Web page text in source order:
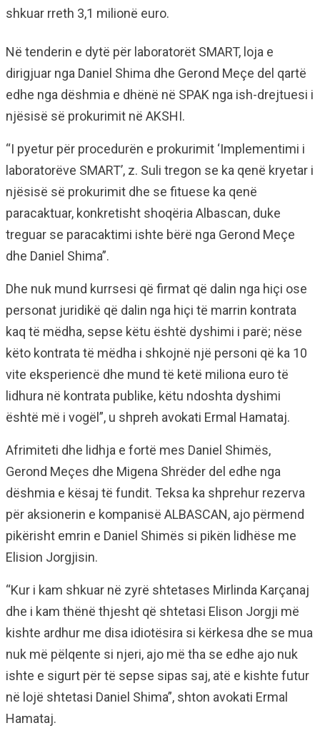
shkuar rreth 3,1 milionë euro.
Në tenderin e dytë për laboratorët SMART, loja e
dirigjuar nga Daniel Shima dhe Gerond Meçe del qartë
edhe nga dëshmia e dhënë në SPAK nga ish-drejtuesi i
njësisë së prokurimit në AKSHI.
“I pyetur për procedurën e prokurimit ‘Implementimi i
laboratorëve SMART’, z. Suli tregon se ka qenë kryetar i
njësisë së prokurimit dhe se fituese ka qenë
paracaktuar, konkretisht shoqëria Albascan, duke
treguar se paracaktimi ishte bërë nga Gerond Meçe
dhe Daniel Shima”.
Dhe nuk mund kurrsesi që firmat që dalin nga hiçi ose
personat juridikë që dalin nga hiçi të marrin kontrata
kaq të mëdha, sepse këtu është dyshimi i parë; nëse
këto kontrata të mëdha i shkojnë një personi që ka 10
vite eksperiencë dhe mund të ketë miliona euro të
lidhura në kontrata publike, këtu ndoshta dyshimi
është më i vogël”, u shpreh avokati Ermal Hamataj.
Afrimiteti dhe lidhja e fortë mes Daniel Shimës,
Gerond Meçes dhe Migena Shrëder del edhe nga
dëshmia e kësaj të fundit. Teksa ka shprehur rezerva
për aksionerin e kompanisë ALBASCAN, ajo përmend
pikërisht emrin e Daniel Shimës si pikën lidhëse me
Elision Jorgjisin.
“Kur i kam shkuar në zyrë shtetases Mirlinda Karçanaj
dhe i kam thënë thjesht që shtetasi Elison Jorgji më
kishte ardhur me disa idiotësira si kërkesa dhe se mua
nuk më pëlqente si njeri, ajo më tha se edhe ajo nuk
ishte e sigurt për të sepse sipas saj, atë e kishte futur
në lojë shtetasi Daniel Shima”, shton avokati Ermal
Hamataj.